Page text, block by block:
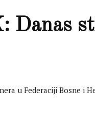
Danas
u Federaciji Bosne i